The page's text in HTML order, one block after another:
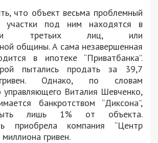
что объект весьма проблемный
участки под ним находятся в
третьих лиц, или
общины. А сама незавершенная
в ипотеке “Приватбанка”.
пытались продать за 39,7
Однако, по словам
управляющего Виталия Шевченко,
банкротством “Диксона”,
лишь 1% от объекта.
приобрела компания “Центр
миллиона гривен.